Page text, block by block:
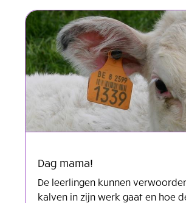
Dag mama!
De leerlingen kunnen
kalven in zijn werk gaat en hoe